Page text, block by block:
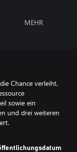
MEHR
Chance verleiht,
sowie ein
und drei weiteren